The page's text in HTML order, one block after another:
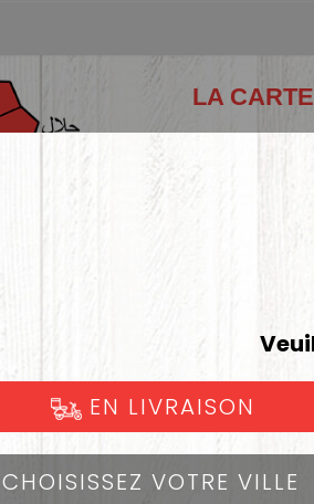
LA CARTE